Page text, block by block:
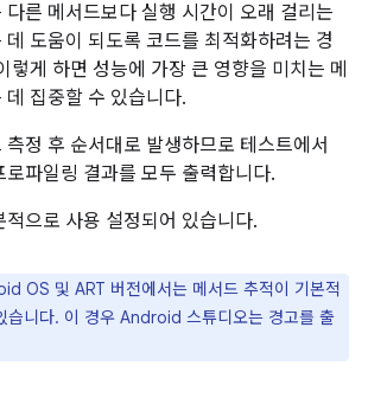
다른 메서드보다 실행 시간이 오래 걸리는
도움이 되도록 코드를 최적화하려는 경
렇게 하면 성능에 가장 큰 영향을 미치는 메
집중할 수 있습니다.
정 후 순서대로 발생하므로 테스트에서
로파일링 결과를 모두 출력합니다.
적으로 사용 설정되어 있습니다.
OS 및 ART 버전에서는 메서드 추적이 기본적
습니다. 이 경우 Android 스튜디오는 경고를 출